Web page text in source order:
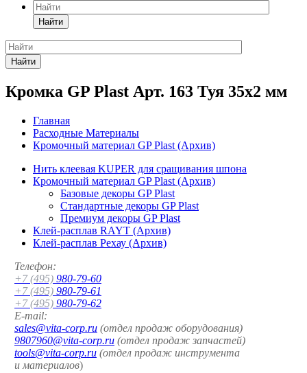
Найти
Найти
Кромка GP Plast Арт. 163 Туя 35x2 мм
Главная
Расходные Материалы
Кромочный материал GP Plast (Архив)
Нить клеевая KUPER для сращивания шпона
Кромочный материал GP Plast (Архив)
Базовые декоры GP Plast
Стандартные декоры GP Plast
Премиум декоры GP Plast
Клей-расплав RAYT (Архив)
Клей-расплав Рехау (Архив)
Телефон:
+7 (495) 980-79-60
+7 (495) 980-79-61
+7 (495) 980-79-62
E-mail:
sales@vita-corp.ru (отдел продаж оборудования)
9807960@vita-corp.ru (отдел продаж запчастей)
tools@vita-corp.ru (отдел продаж инструмента
и материалов)